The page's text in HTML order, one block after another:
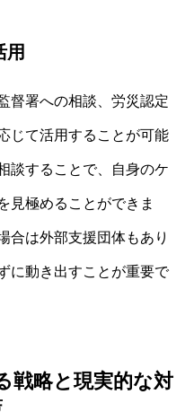
用
督署への相談、労災認定
じて活用することが可能
談することで、自身のケ
見極めることができま
合は外部支援団体もあり
に動き出すことが重要で
戦略と現実的な対